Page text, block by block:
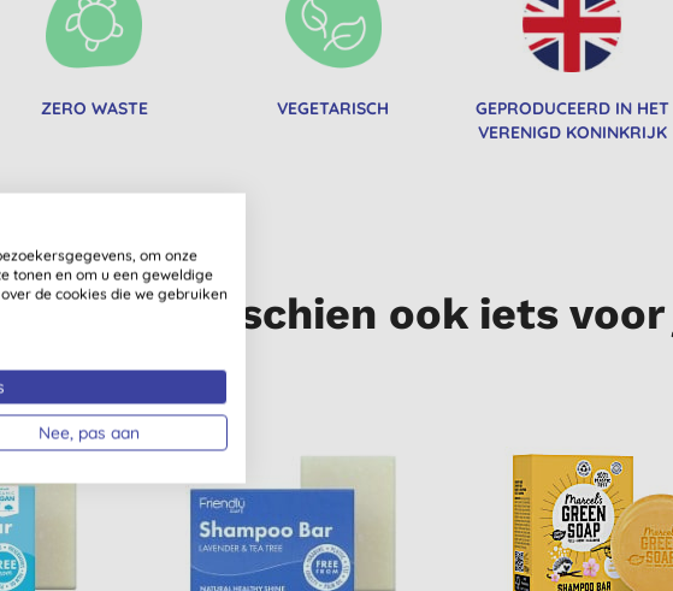
ZERO WASTE VEGETARISCH
GEPRODUCEERD IN HET
VERENIGD KONINKRIJK
Misschien ook iets voor
om onze
tonen en om u een geweldige
de cookies die we gebruiken
Nee, pas aan